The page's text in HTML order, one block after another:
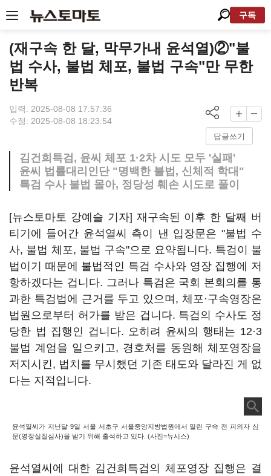
구독
(재구속 한 달, 막무가내 윤석열)②"불
법 수사, 불법 체포, 불법 구속"만 무한
반복
입력: 2025-08-08 17:57:36
수정: 2025-08-08 18:23:54
답글쓰기
김건희특검, 윤씨 체포 1·2차 시도 모두 '실패'
윤씨 법률대리인단 "명백한 불법, 신체적 학대"
특검 수사 불법 몰아, 정당성 훼손 시도로 풀이
[뉴스토마토 강예슬 기자] 재구속된 이후 한 달째 버
티기에 들어간 윤석열씨 측이 낸 입장문은 "불법 수
사, 불법 체포, 불법 구속"으로 요약됩니다. 특검이 불
법이기 때문에 불법적인 특검 수사와 영장 집행에 저
항하겠다는 겁니다. 그러나 특검은 국회 본회의를 통
과한 특검법에 근거를 두고 있으며, 체포·구속영장은
법원으로부터 허가를 받은 겁니다. 특검의 수사도 정
당한 법 집행인 겁니다. 오히려 윤씨의 행태는 12·3
불법 계엄을 일으키고, 경호처를 동원해 체포영장을
저지시킨, 법치를 무시했던 기존 태도와 달라진 게 없
다는 지적입니다.
윤석열씨가 지난달 9일 서울 서초구 서울중앙지방법원에서 열린 구속 전 피의자 심
문(영장실질심사)을 받기 위해 출석하고 있다. (사진=뉴시스)
윤석열씨에 대한 김건희특검의 체포영장 집행은 결